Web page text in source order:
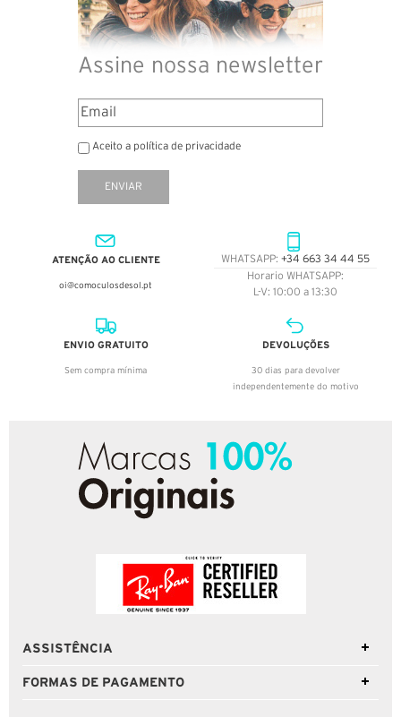
Assine nossa newsletter
Aceito a política de privacidade
ENVIAR
ATENÇÃO AO CLIENTE
oi@comoculosdesol.pt
WHATSAPP: +34 663 34 44 55
Horario WHATSAPP:
L-V: 10:00 a 13:30
ENVIO GRATUITO
Sem compra mínima
DEVOLUÇÕES
30 dias para devolver
independentemente do motivo
ASSISTÊNCIA
FORMAS DE PAGAMENTO